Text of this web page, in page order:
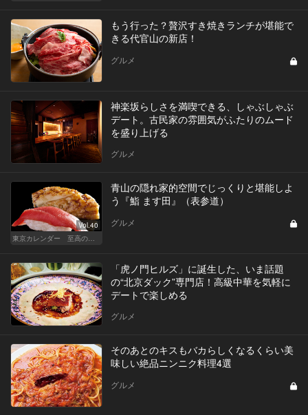
もう行った？贅沢すき焼きランチが堪能で
きる代官山の新店！
グルメ
神楽坂らしさを満喫できる、しゃぶしゃぶ
デート。古民家の雰囲気がふたりのムード
を盛り上げる
グルメ
Vol.40
青山の隠れ家的空間でじっくりと堪能しよ
う『鮨 ます田』（表参道）
グルメ
「虎ノ門ヒルズ」に誕生した、いま話題
の“北京ダック”専門店！高級中華を気軽に
デートで楽しめる
グルメ
そのあとのキスもバカらしくなるくらい美
味しい絶品ニンニク料理4選
グルメ